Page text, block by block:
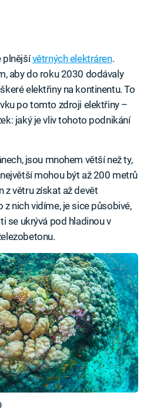
plnějšívětrných elektráren.
aby do roku 2030 dodávaly
elektřiny na kontinentu. To
po tomto zdroji elektřiny –
jaký je vliv tohoto podnikání
jsou mnohem větší než ty,
mohou být až 200 metrů
z větru získat až devět
z nich vidíme, je sice působivé,
se ukrývá pod hladinou v